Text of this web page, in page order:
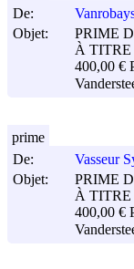
De:
Objet:
PRIME
À
400,00 €
De:
Vasseur
Objet:
PRIME
À
400,00 €
prime